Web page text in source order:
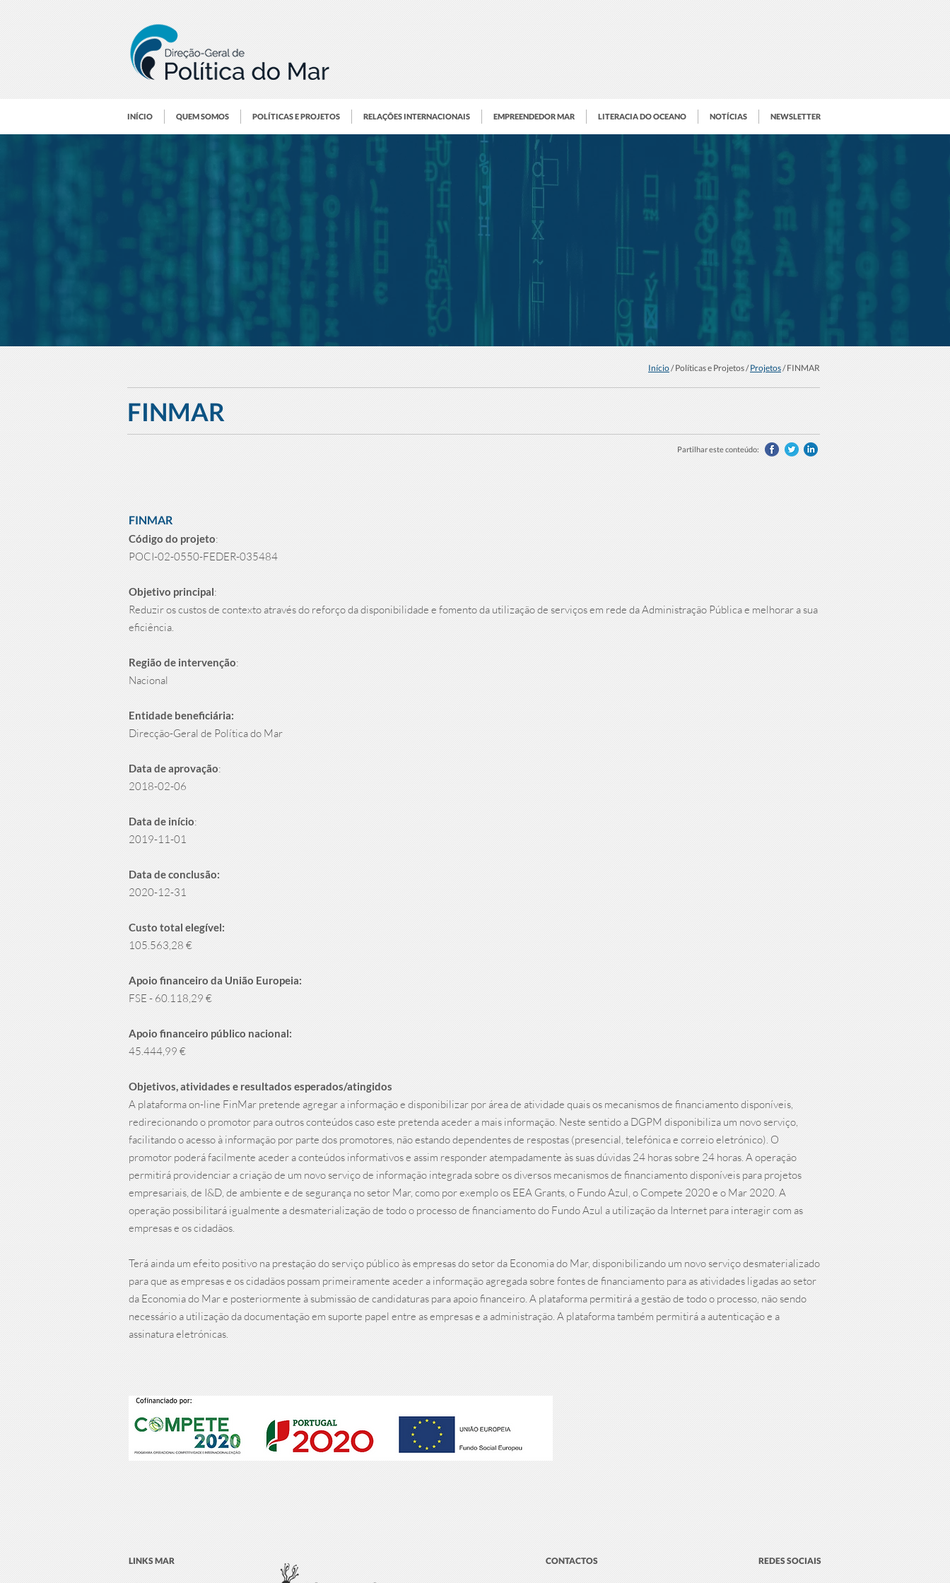
INÍCIO QUEM SOMOS POLÍTICAS E PROJETOS RELAÇÕES INTERNACIONAIS EMPREENDEDOR MAR LITERACIA DO OCEANO NOTÍCIAS NEWSLETTER
Início/ Políticas e Projetos /Projetos/FINMAR
FINMAR
Partilhar este conteúdo:
FINMAR
Código do projeto:
POCI-02-0550-FEDER-035484
Objetivo principal:
Reduzir os custos de contexto através do reforço da disponibilidade e fomento da utilização de serviços em rede da Administração Pública e melhorar a sua
eficiência.
Região de intervenção:
Nacional
Entidade beneficiária:
Direcção-Geral de Política do Mar
Data de aprovação:
2018-02-06
Data de início:
2019-11-01
Data de conclusão:
2020-12-31
Custo total elegível:
105.563,28 €
Apoio financeiro da União Europeia:
FSE - 60.118,29 €
Apoio financeiro público nacional:
45.444,99 €
Objetivos, atividades e resultados esperados/atingidos
A plataforma on-line FinMar pretende agregar a informação e disponibilizar por área de atividade quais os mecanismos de financiamento disponíveis,
redirecionando o promotor para outros conteúdos caso este pretenda aceder a mais informação. Neste sentido a DGPM disponibiliza um novo serviço,
facilitando o acesso à informação por parte dos promotores, não estando dependentes de respostas (presencial, telefónica e correio eletrónico). O
promotor poderá facilmente aceder a conteúdos informativos e assim responder atempadamente às suas dúvidas 24 horas sobre 24 horas. A operação
permitirá providenciar a criação de um novo serviço de informação integrada sobre os diversos mecanismos de financiamento disponíveis para projetos
empresariais, de I&D, de ambiente e de segurança no setor Mar, como por exemplo os EEA Grants, o Fundo Azul, o Compete 2020 e o Mar 2020. A
operação possibilitará igualmente a desmaterialização de todo o processo de financiamento do Fundo Azul a utilização da Internet para interagir com as
empresas e os cidadãos.
Terá ainda um efeito positivo na prestação do serviço público às empresas do setor da Economia do Mar, disponibilizando um novo serviço desmaterializado
para que as empresas e os cidadãos possam primeiramente aceder a informação agregada sobre fontes de financiamento para as atividades ligadas ao setor
da Economia do Mar e posteriormente à submissão de candidaturas para apoio financeiro. A plataforma permitirá a gestão de todo o processo, não sendo
necessário a utilização da documentação em suporte papel entre as empresas e a administração. A plataforma também permitirá a autenticação e a
assinatura eletrónicas.
LINKS MAR CONTACTOS REDES SOCIAIS